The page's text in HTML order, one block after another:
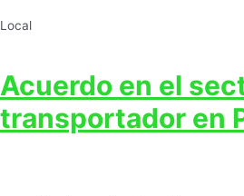
Local
Acuerdo en el
transportador en